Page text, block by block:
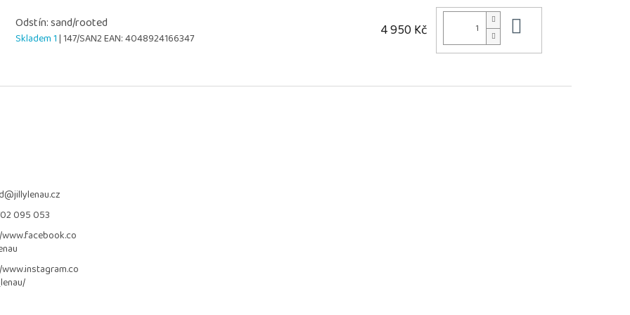
Odstín: sand/rooted
Skladem 1| 147/SAN2EAN:4048924166347 4 950 Kč
@jillylenau.cz
095 053